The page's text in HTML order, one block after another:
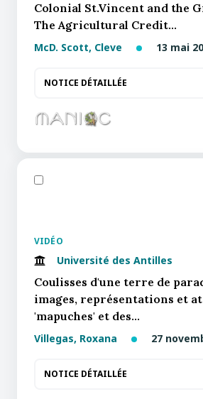
Colonial St.Vincent and the
The Agricultural Credit…
McD. Scott, Cleve 13 mai
NOTICE DÉTAILLÉE
VIDÉO
Université des Antilles
Coulisses d'une terre de
images, représentations et
'mapuches' et des…
Villegas, Roxana 27
NOTICE DÉTAILLÉE